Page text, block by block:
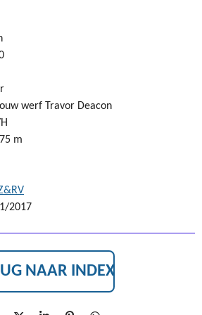
werf Travor Deacon
m
2017
NAAR INDEX